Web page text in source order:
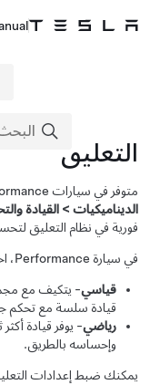
التعليق
متوفر في سيارات Performance فقط، المس
الديناميكيات>القيادة والتحكم
فورية في نظام التعليق لتحسين
في سيارة Performance، اختر ما بين:
قياسي- يتكيف مع مجموعة
قيادة سلسة مع تحكم جيد.
رياضي- يوفر قيادة أكثر
وإحساسه بالطريق.
يمكنك ضبط إعدادات التعليق